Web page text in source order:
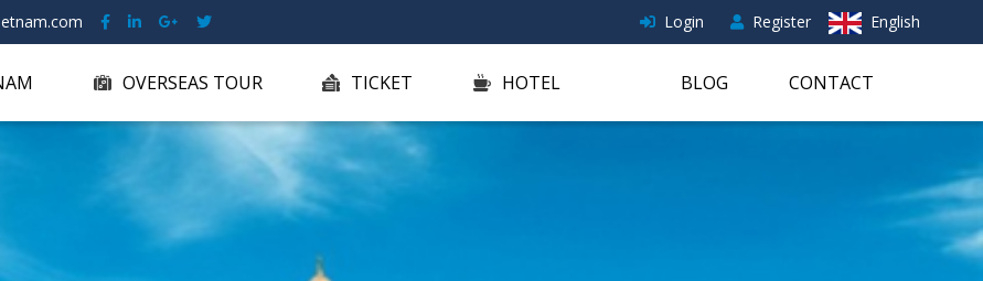
Login Register English
OVERSEAS TOUR TICKET HOTEL BLOG CONTACT